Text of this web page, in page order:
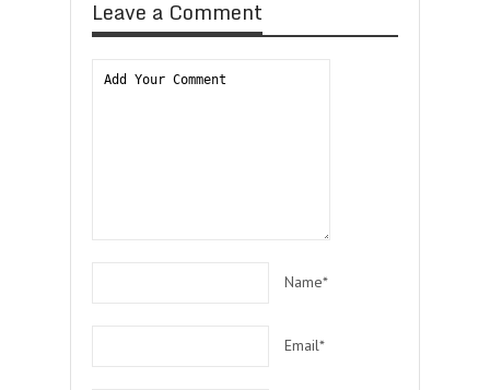
Leave a Comment
Name*
Email*